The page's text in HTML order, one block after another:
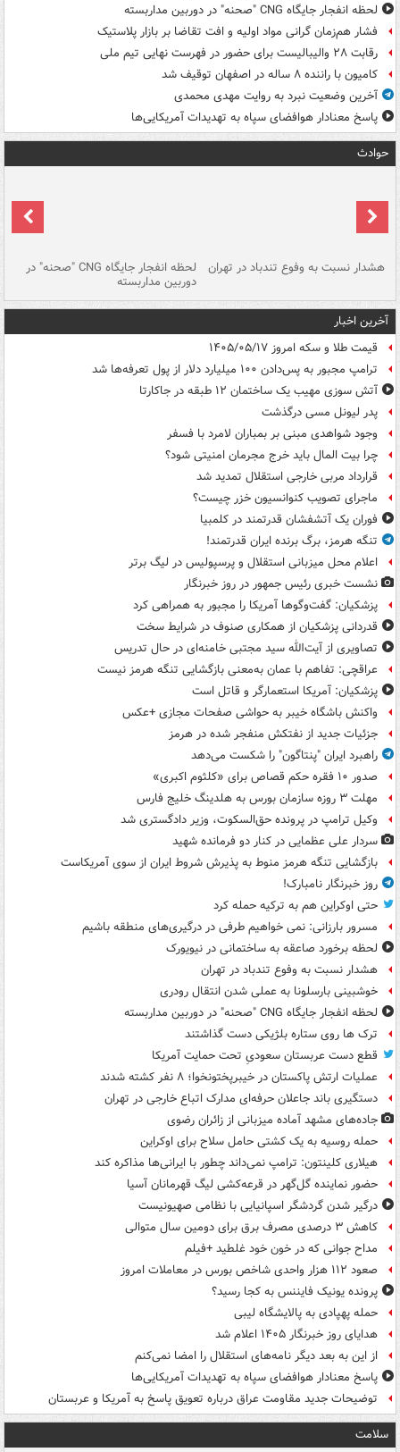
لحظه انفجار جایگاه CNG "صحنه" در دوربین مداربسته
فشار هم‌زمان گرانی مواد اولیه و افت تقاضا بر بازار پلاستیک
رقابت ۲۸ والیبالیست برای حضور در فهرست نهایی تیم ملی
کامیون با راننده ۸ ساله در اصفهان توقیف شد
آخرین وضعیت نبرد به روایت مهدی محمدی
پاسخ معنادار هوافضای سپاه به تهدیدات آمریکایی‌ها
حوادث
هشدار نسبت به وفوع تندباد در تهران لحظه انفجار جایگاه CNG "صحنه" در
دوربین مداربسته
آخرین اخبار
قیمت طلا و سکه امروز ۱۴۰۵/۰۵/۱۷
ترامپ مجبور به پس‌دادن ۱۰۰ میلیارد دلار از پول تعرفه‌ها شد
آتش سوزی مهیب یک ساختمان ۱۲ طبقه در جاکارتا
پدر لیونل مسی درگذشت
وجود شواهدی مبنی بر بمباران لامرد با فسفر
چرا بیت المال باید خرج مجرمان امنیتی شود؟
قرارداد مربی خارجی استقلال تمدید شد
ماجرای تصویب کنوانسیون خزر چیست؟
فوران یک آتشفشان قدرتمند در کلمبیا
تنگه هرمز، برگ برنده ایران قدرتمند!
اعلام محل میزبانی استقلال و پرسپولیس در لیگ برتر
نشست خبری رئیس جمهور در روز خبرنگار
پزشکیان: گفت‌وگوها آمریکا را مجبور به همراهی کرد
قدردانی پزشکیان از همکاری صنوف در شرایط سخت
تصاویری از آیت‌الله سید مجتبی خامنه‌ای در حال تدریس
عراقچی: تفاهم با عمان به‌معنی بازگشایی تنگه هرمز نیست
پزشکیان: آمریکا استعمارگر و قاتل است
واکنش باشگاه خیبر به حواشی صفحات مجازی +عکس
جزئیات جدید از نفتکش منفجر شده در هرمز
راهبرد ایران "پنتاگون" را شکست می‌دهد
صدور ۱۰ فقره حکم قصاص برای «کلثوم اکبری»
مهلت ۳ روزه سازمان بورس به هلدینگ خلیج فارس
وکیل ترامپ در پرونده حق‌السکوت، وزیر دادگستری شد
سردار علی عظمایی در کنار دو فرمانده شهید
بازگشایی تنگه هرمز منوط به پذیرش شروط ایران از سوی آمریکاست
روز خبرنگار نامبارک!
حتی اوکراین هم به ترکیه حمله کرد
مسرور بارزانی: نمی خواهیم طرفی در درگیری‌های منطقه باشیم
لحظه برخورد صاعقه به ساختمانی در نیویورک
هشدار نسبت به وفوع تندباد در تهران
خوشبینی بارسلونا به عملی شدن انتقال رودری
لحظه انفجار جایگاه CNG "صحنه" در دوربین مداربسته
ترک ها روی ستاره بلژیکی دست گذاشتند
قطع دست عربستان سعودیِ تحت حمایت آمریکا
عملیات ارتش پاکستان در خیبرپختونخوا؛ ۸ نفر کشته شدند
دستگیری باند جاعلان حرفه‌ای مدارک اتباع خارجی در تهران
جاده‌های مشهد آماده میزبانی از زائران رضوی
حمله روسیه به یک کشتی حامل سلاح برای اوکراین
هیلاری کلینتون: ترامپ نمی‌داند چطور با ایرانی‌ها مذاکره کند
حضور نماینده گل‌گهر در قرعه‌کشی لیگ قهرمانان آسیا
درگیر شدن گردشگر اسپانیایی با نظامی صهیونیست
کاهش ۳ درصدی مصرف برق برای دومین سال متوالی
مداح جوانی که در خون خود غلطید +فیلم
صعود ۱۱۲ هزار واحدی شاخص بورس در معاملات امروز
پرونده یونیک فایننس به کجا رسید؟
حمله پهپادی به پالایشگاه لیبی
هدایای روز خبرنگار ۱۴۰۵ اعلام شد
از این به بعد دیگر نامه‌های استقلال را امضا نمی‌کنم
پاسخ معنادار هوافضای سپاه به تهدیدات آمریکایی‌ها
توضیحات جدید مقاومت عراق درباره تعویق پاسخ به آمریکا و عربستان
سلامت